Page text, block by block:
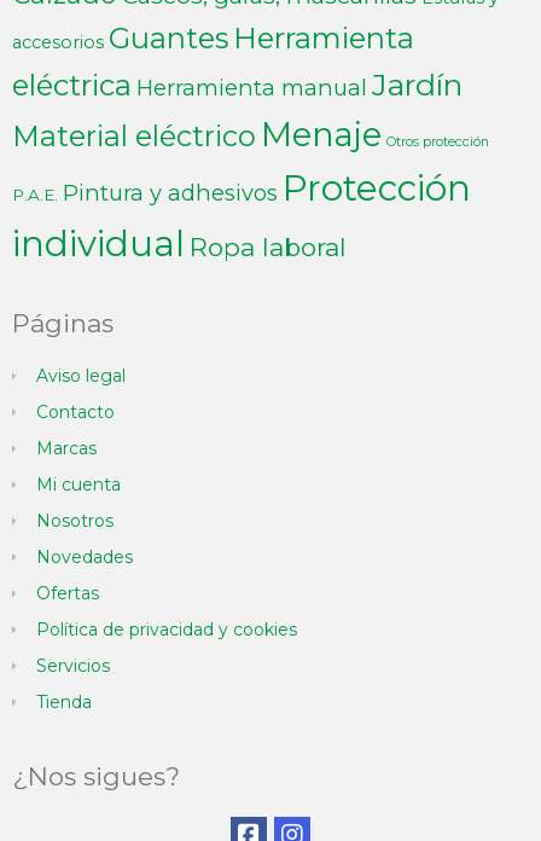
accesorios Guantes Herramienta
eléctrica Herramienta manual Jardín
Material eléctrico Menaje Otros protección
P.A.E. Pintura y adhesivos Protección
individual Ropa laboral
Páginas
Aviso legal
Contacto
Marcas
Mi cuenta
Nosotros
Novedades
Ofertas
Política de privacidad y cookies
Servicios
Tienda
¿Nos sigues?